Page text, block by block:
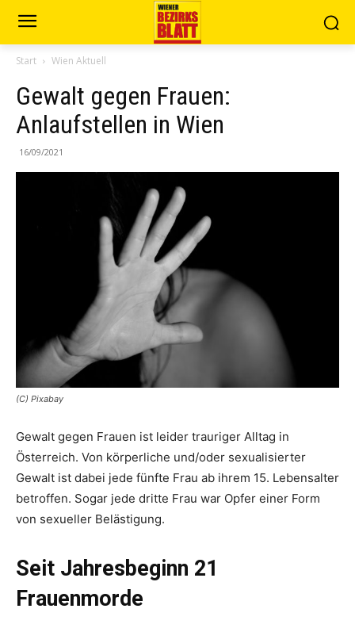
Start Wien Aktuell
Gewalt gegen Frauen:
Anlaufstellen in Wien
16/09/2021
(C) Pixabay
Gewalt gegen Frauen ist leider trauriger Alltag in
Österreich. Von körperliche und/oder sexualisierter
Gewalt ist dabei jede fünfte Frau ab ihrem 15. Lebensalter
betroffen. Sogar jede dritte Frau war Opfer einer Form
von sexueller Belästigung.
Seit Jahresbeginn 21
Frauenmorde